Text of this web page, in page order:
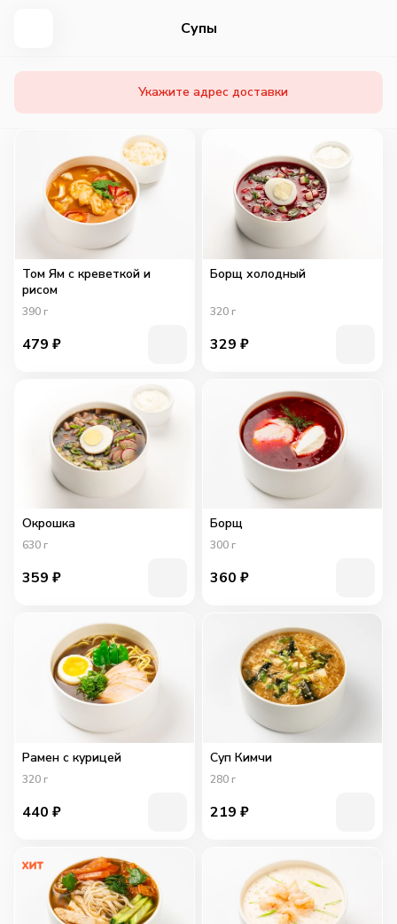
Супы
Укажите адрес доставки
Том Ям с креветкой и
рисом
390 г
479 ₽
Борщ холодный
320 г
329 ₽
Окрошка
630 г
359 ₽
Борщ
300 г
360 ₽
Рамен с курицей
320 г
440 ₽
Суп Кимчи
280 г
219 ₽